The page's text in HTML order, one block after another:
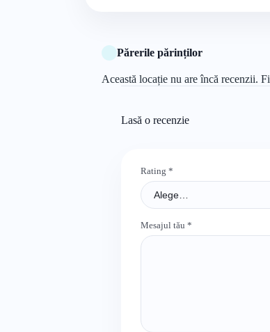
Părerile părinților
Această locație nu are încă recenzii.
Lasă o recenzie
Rating *
Mesajul tău *